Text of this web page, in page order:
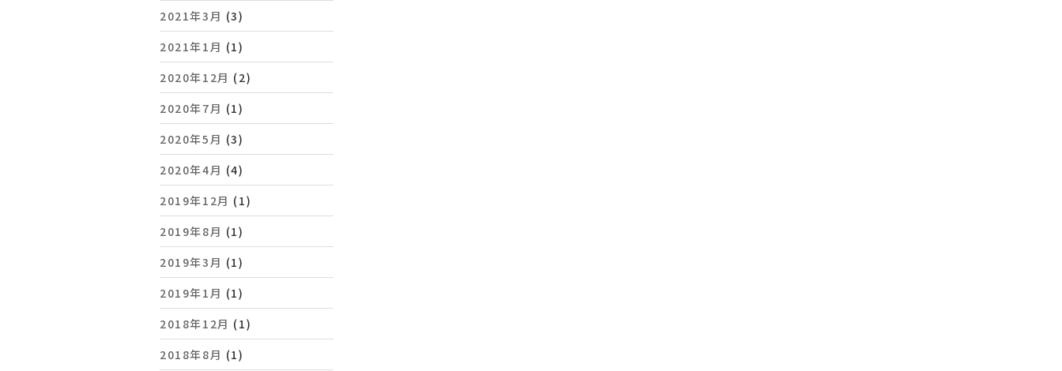
2021年3月 (3)
2021年1月 (1)
2020年12月 (2)
2020年7月 (1)
2020年5月 (3)
2020年4月 (4)
2019年12月 (1)
2019年8月 (1)
2019年3月 (1)
2019年1月 (1)
2018年12月 (1)
2018年8月 (1)